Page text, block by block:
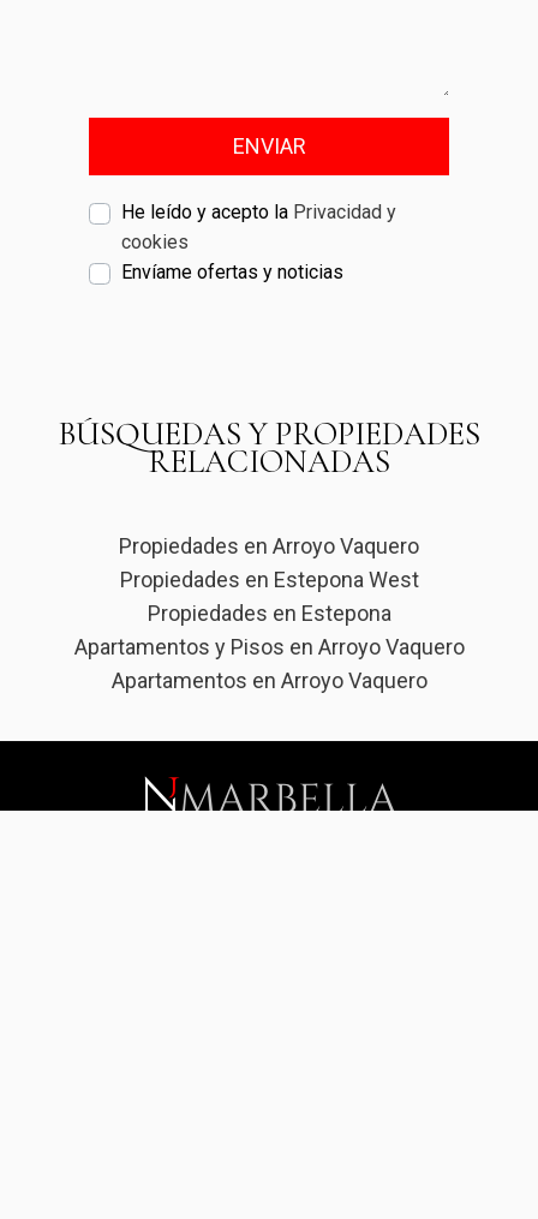
ENVIAR
He leído y acepto la Privacidad y
cookies
Envíame ofertas y noticias
BÚSQUEDAS Y PROPIEDADES
RELACIONADAS
Propiedades en Arroyo Vaquero
Propiedades en Estepona West
Propiedades en Estepona
Apartamentos y Pisos en Arroyo Vaquero
Apartamentos en Arroyo Vaquero